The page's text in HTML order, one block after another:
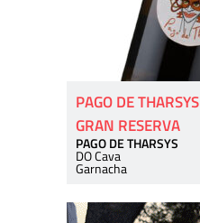
PAGO DE
GRAN RESERVA
PAGO DE THARSYS
DO Cava
Garnacha